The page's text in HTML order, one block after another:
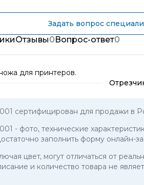
Задать вопрос
Отзывы0Вопрос-ответ0
для принтеров.
сертифицирован для продажи в
- фото, технические
заполнить форму онлайн-
цвет, могут отличаться от
и количество товара не